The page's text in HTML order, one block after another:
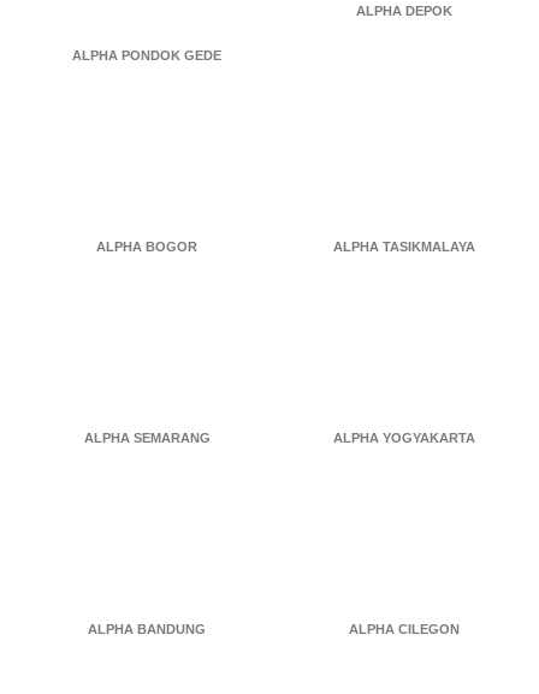
ALPHA PONDOK GEDE
ALPHA DEPOK
ALPHA BOGOR ALPHA TASIKMALAYA
ALPHA SEMARANG ALPHA YOGYAKARTA
ALPHA BANDUNG ALPHA CILEGON